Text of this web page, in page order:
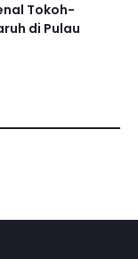
Tokoh-
di Pulau